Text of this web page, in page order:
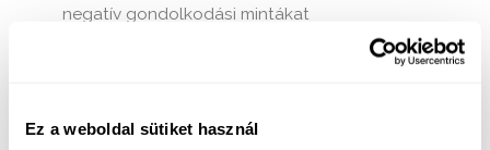
Ez a weboldal sütiket használ
negatív gondolkodási mintákat
, amely súlyosabb esetekben